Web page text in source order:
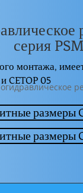
серия PSM
монтажа,
CETOP 05
размеры
размеры